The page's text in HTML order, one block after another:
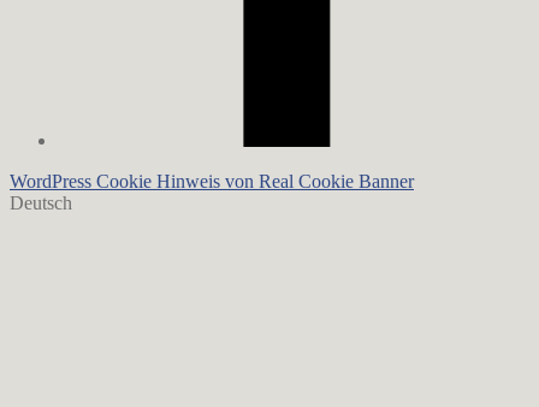
WordPress Cookie Hinweis von Real Cookie Banner
Deutsch